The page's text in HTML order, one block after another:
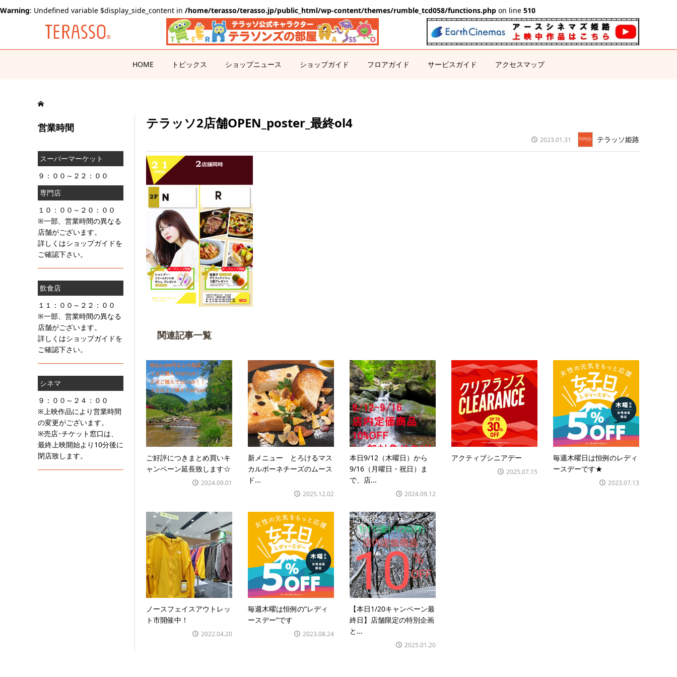
Warning: Undefined variable $display_side_content in /home/terasso/terasso.jp/public_html/wp-content/themes/rumble_tcd058/functions.php on line 510
HOME トピックス ショップニュース ショップガイド フロアガイド サービスガイド アクセスマップ
テラッソ2店舗OPEN_poster_最終ol4
2023.01.31 テラッソ姫路
関連記事一覧
ご好評につきまとめ買いキ
ャンペーン延長致します☆
2024.09.01
新メニュー とろけるマス
カルポーネチーズのムース
ド...
2025.12.02
本日9/12（木曜日）から
9/16（月曜日・祝日）ま
で、店...
2024.09.12
アクティブシニアデー
2025.07.15
毎週木曜日は恒例のレディ
ースデーです★
2023.07.13
ノースフェイスアウトレッ
ト市開催中！
2022.04.20
毎週木曜は恒例の”レディ
ースデー”です
2023.08.24
【本日1/20キャンペーン最
終日】店舗限定の特別企画
と...
2025.01.20
営業時間
スーパーマーケット
９：００～２２：００
専門店
１０：００～２０：００
※一部、営業時間の異なる
店舗がございます。
詳しくはショップガイドを
ご確認下さい。
飲食店
１１：００～２２：００
※一部、営業時間の異なる
店舗がございます。
詳しくはショップガイドを
ご確認下さい。
シネマ
９：００～２４：００
※上映作品により営業時間
の変更がございます。
※売店･チケット窓口は、
最終上映開始より10分後に
閉店致します。